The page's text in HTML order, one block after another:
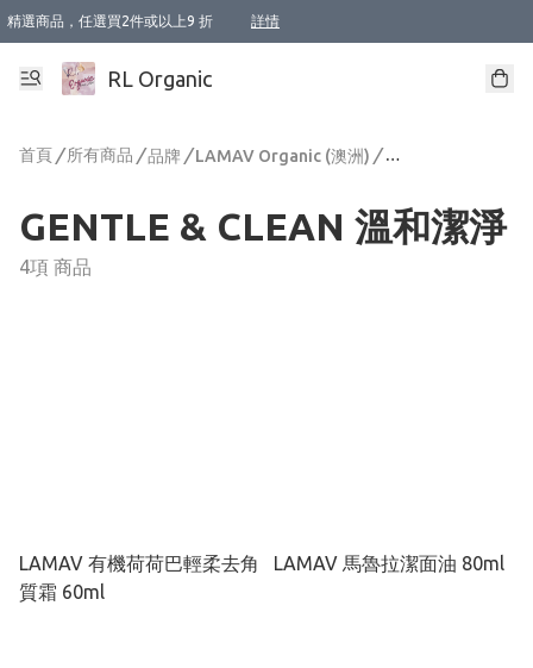
精選商品，任選買2件或以上9 折 詳情
XI周年優惠【新品自由選2件88折/3件85折】
XI周年優惠【Chakra 脈輪平衡自由選2件9折/3件85折/5件8折】
Florame 肌底自由選 2支9折 3支85折
XI周年優惠【蟲蟲退散 · 防衛結界﹞系列2件9折】
Sunki 任選2件95折
BIOFFICINA TOSCANA 任選2支9折 3支85折
Lamav 任選1件9折 2件85折
Mukti Organics 指定產品任選1件9折, 2件88折 3件85折
Intelligent Nutrients Skincare 任選2件9折
deodorant 任選2件88折
化妝品 任選2件95折
XI周年優惠【身心靈單品 任選2件9折/3件85折/5件8折】
XI周年優惠 【精油/香水 任選2件9折/3件85折/5件8折】
XI周年優惠【「關節到肌膚」全效養護 BODY OIL 組2件88折/3件85折】
XI周年優惠【夏日有機物理防曬套裝2件88折】
XI周年優惠【夏日潔面隨意選2件88折/3件85折】
XI周年優惠【逆齡奇蹟抗氧 11 自由選2件88折/3件85折/4件或以上8折】
新會員首次購物即享全單 95 折優惠！
成為VIP / VVIP 可享有生日月現金扣減獎賞優惠 !! 記得去賬户資料填上生日日期啦 !
選用順豐速運，滿$500 免運費
本地速遞 京東 送住宅/ 工商地址 $400 免運費
澳門訂單選用順豐速運，滿$800 免運費
RL Organic
首頁 / 所有商品 /品牌 / LAMAV Organic (澳洲) / GENTLE & CLEAN
GENTLE & CLEAN 溫和潔淨
4項 商品
LAMAV 有機荷荷巴輕柔去角
質霜 60ml
LAMAV 馬魯拉潔面油 80ml